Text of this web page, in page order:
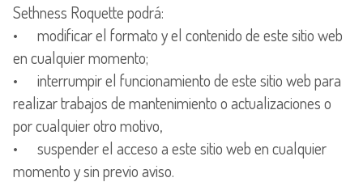
Sethness Roquette podrá:
• modificar el formato y el contenido de este sitio web
en cualquier momento;
• interrumpir el funcionamiento de este sitio web para
realizar trabajos de mantenimiento o actualizaciones o
por cualquier otro motivo,
• suspender el acceso a este sitio web en cualquier
momento y sin previo aviso.